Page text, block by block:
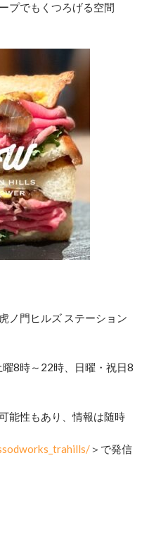
プでもくつろげる空間
ノ門ヒルズ ステーション
8時～22時、日曜・祝日8
能性もあり、情報は随時
＞で発信